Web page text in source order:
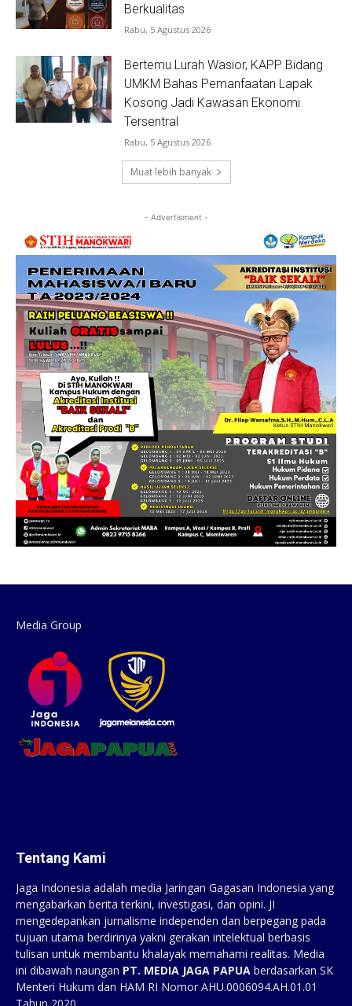
Berkualitas
Rabu, 5 Agustus 2026
Bertemu Lurah Wasior, KAPP Bidang
UMKM Bahas Pemanfaatan Lapak
Kosong Jadi Kawasan Ekonomi
Tersentral
Rabu, 5 Agustus 2026
Muat lebih banyak
- Advertisment -
Media Group
Tentang Kami
Jaga Indonesia adalah media Jaringan Gagasan Indonesia yang
mengabarkan berita terkini, investigasi, dan opini. JI
mengedepankan jurnalisme independen dan berpegang pada
tujuan utama berdirinya yakni gerakan intelektual berbasis
tulisan untuk membantu khalayak memahami realitas. Media
ini dibawah naungan PT. MEDIA JAGA PAPUA berdasarkan SK
Menteri Hukum dan HAM RI Nomor AHU.0006094.AH.01.01